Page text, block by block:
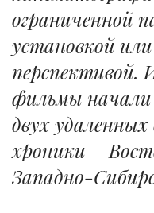
ограниченной
установкой
перспективой.
фильмы
двух
хроники –
Западно-